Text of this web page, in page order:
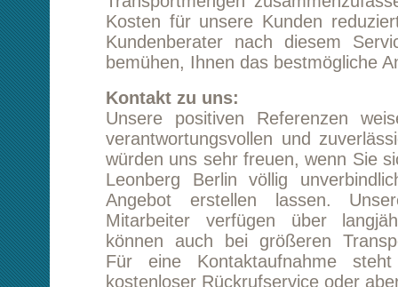
Starten Sie eine unverbindliche
Leonberg Berlin
Tipp: Kundenmeinungen lesen
Transport von Leonberg nach Berlin